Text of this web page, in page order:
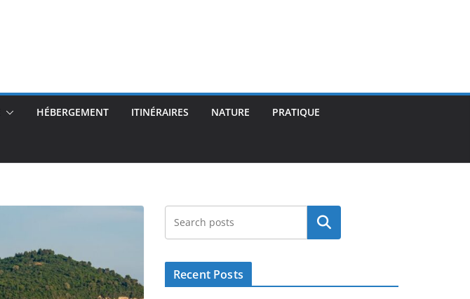
HÉBERGEMENT ITINÉRAIRES NATURE PRATIQUE
Rechercher
Recent Posts